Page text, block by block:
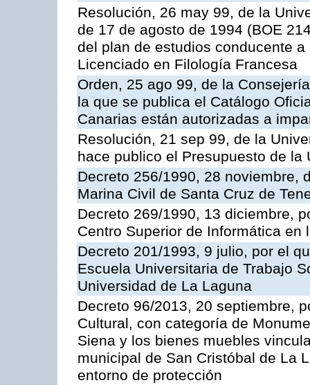
Resolución, 26 may 99, de la
de 17 de agosto de 1994 (BOE
del plan de estudios conducente
Licenciado en Filología Francesa
Orden, 25 ago 99, de la
la que se publica el Catálogo
Canarias están autorizadas a
Resolución, 21 sep 99, de la
hace publico el Presupuesto de
Decreto 256/1990, 28 noviembre,
Marina Civil de Santa Cruz de
Decreto 269/1990, 13 diciembre,
Centro Superior de Informática en
Decreto 201/1993, 9 julio, por el
Escuela Universitaria de Trabajo
Universidad de La Laguna
Decreto 96/2013, 20 septiembre,
Cultural, con categoría de
Siena y los bienes muebles
municipal de San Cristóbal de La
entorno de protección